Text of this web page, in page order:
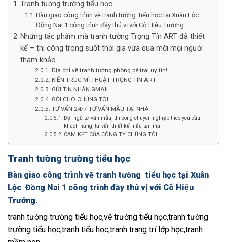
Tranh tường trường tiểu học
Bàn giao công trình vẽ tranh tường tiểu học tại Xuân Lộc
Đồng Nai 1 công trình đầy thú vị với Cô Hiệu Trưởng.
Những tác phẩm mà tranh tường Trọng Tín ART đã thiết
kế – thi công trong suốt thời gia vừa qua mời mọi người
tham khảo.
Địa chỉ vẽ tranh tường phòng bé trai uy tín!
KIẾN TRÚC MĨ THUẬT TRỌNG TÍN ART
GỬI TIN NHẮN GMAIL
GỌI CHO CHÚNG TÔI
TƯ VẤN 24/7 TƯ VẤN MẪU TẠI NHÀ
Đội ngũ tư vấn mẫu, thi công chuyên nghiệp theo yêu cầu
khách hàng, tư vấn thiết kế mẫu tại nhà
CAM KẾT CỦA CÔNG TY CHÚNG TÔI
Tranh tường trường tiểu học
Bàn giao công trình vẽ tranh tường tiểu học tại Xuân
Lộc Đồng Nai 1 công trình đầy thú vị với Cô Hiệu
Trưởng.
tranh tường trường tiểu học,vẽ trường tiểu học,tranh tường
trường tiểu học,tranh tiểu học,tranh trang trí lớp học,tranh